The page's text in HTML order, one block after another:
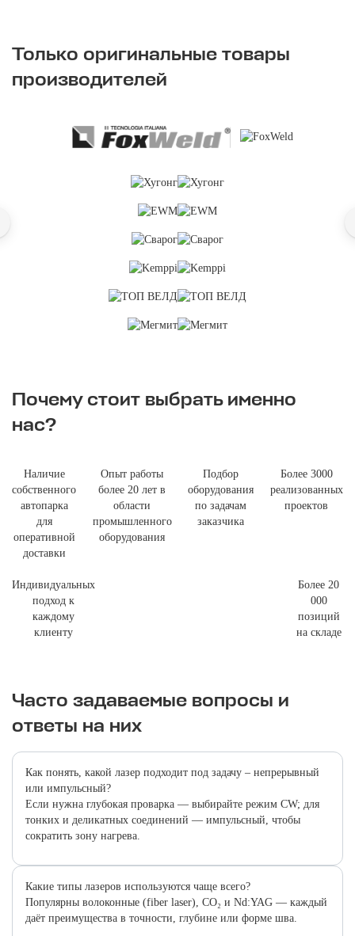
Только оригинальные товары
производителей
Почему стоит выбрать именно
нас?
Наличие
собственного
автопарка
для
оперативной
доставки
Опыт работы
более 20 лет в
области
промышленного
оборудования
Подбор
оборудования
по задачам
заказчика
Более 3000
реализованных
проектов
Индивидуальных
подход к
каждому
клиенту
Более 20
000
позиций
на складе
Часто задаваемые вопросы и
ответы на них
Как понять, какой лазер подходит под задачу – непрерывный
или импульсный?
Если нужна глубокая проварка — выбирайте режим CW; для
тонких и деликатных соединений — импульсный, чтобы
сократить зону нагрева.
Какие типы лазеров используются чаще всего?
Популярны волоконные (fiber laser), CO₂ и Nd:YAG — каждый
даёт преимущества в точности, глубине или форме шва.